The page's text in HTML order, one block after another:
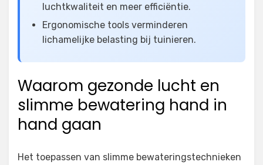
luchtkwaliteit en meer efficiëntie.
Ergonomische tools verminderen
lichamelijke belasting bij tuinieren.
Waarom gezonde lucht en
slimme bewatering hand in
hand gaan
Het toepassen van slimme bewateringstechnieken